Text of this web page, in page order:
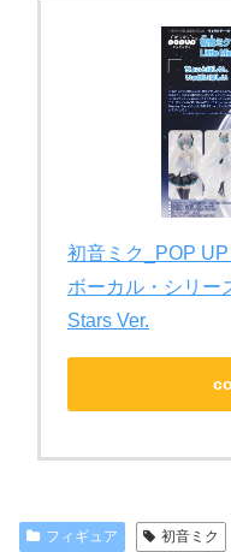
初音ミク_POP
ボーカル・シリー
Stars Ver.
フィギュア 初音ミク